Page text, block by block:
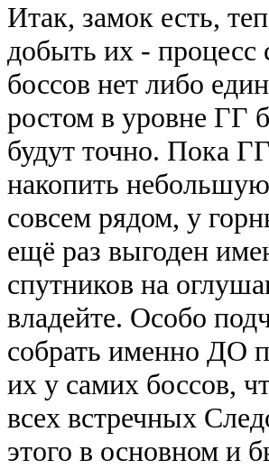
Итак, замок есть,
добыть их -
боссов нет либо
ростом в уровне ГГ
будут точно. Пока
накопить
совсем рядом, у
ещё раз выгоден
спутников на
владейте. Особо
собрать именно ДО
их у самих боссов,
всех встречных
этого в основном и